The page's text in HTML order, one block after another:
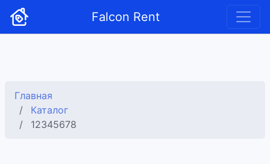
Falcon Rent
Главная
Каталог
12345678